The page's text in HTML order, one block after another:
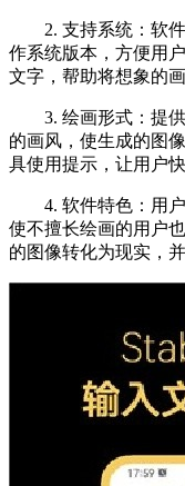
2. 支持系统：软件
作系统版本，方便用
文字，帮助将想象的
3. 绘画形式：提供
的画风，使生成的图
具使用提示，让用户快
4. 软件特色：用户
使不擅长绘画的用户
的图像转化为现实，